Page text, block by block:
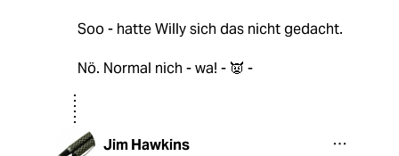
Soo - hatte Willy sich das nicht gedacht.
Nö. Normal nich - wa! - 👿 -
Jim Hawkins